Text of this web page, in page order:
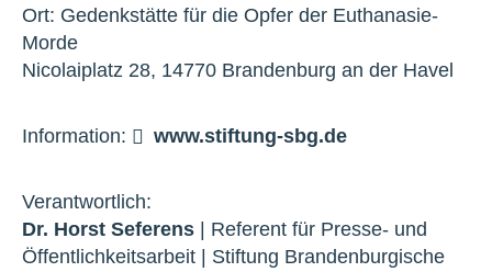
Ort: Gedenkstätte für die Opfer der Euthanasie-
Morde
Nicolaiplatz 28, 14770 Brandenburg an der Havel
Information: www.stiftung-sbg.de
Verantwortlich:
Dr. Horst Seferens | Referent für Presse- und
Öffentlichkeitsarbeit | Stiftung Brandenburgische